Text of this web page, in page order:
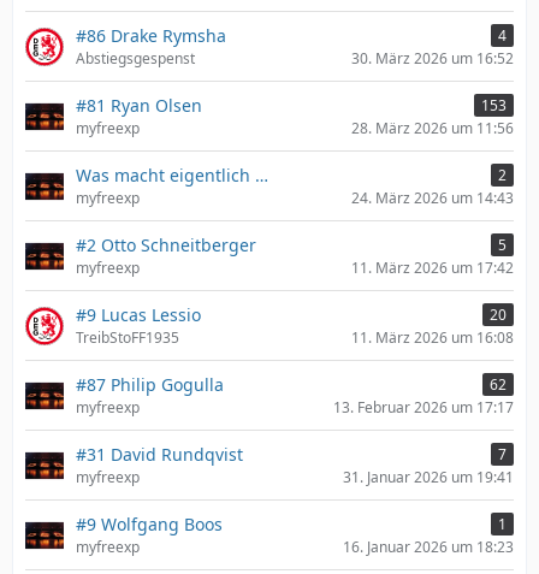
#86 Drake Rymsha
4
Abstiegsgespenst
30. März 2026 um 16:52
#81 Ryan Olsen
153
myfreexp
28. März 2026 um 11:56
Was macht eigentlich …
2
myfreexp
24. März 2026 um 14:43
#2 Otto Schneitberger
5
myfreexp
11. März 2026 um 17:42
#9 Lucas Lessio
20
TreibStoFF1935
11. März 2026 um 16:08
#87 Philip Gogulla
62
myfreexp
13. Februar 2026 um 17:17
#31 David Rundqvist
7
myfreexp
31. Januar 2026 um 19:41
#9 Wolfgang Boos
1
myfreexp
16. Januar 2026 um 18:23